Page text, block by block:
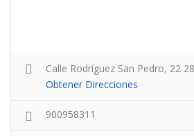
Calle Rodríguez San Pedro, 22
Obtener Direcciones
900958311